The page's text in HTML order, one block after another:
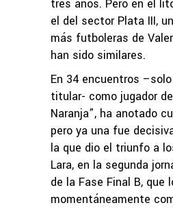
tres años. Pero en el
el del sector Plata III,
más futboleras de
han sido similares.
En 34 encuentros
titular- como jugador
Naranja”, ha anotado
pero ya una fue
la que dio el triunfo a
Lara, en la segunda
de la Fase Final B, que
momentáneamente